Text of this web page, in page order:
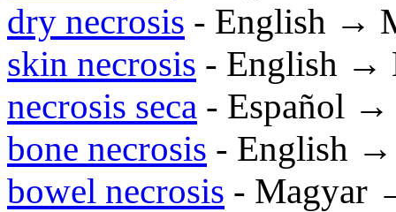
dry necrosis - English →
skin necrosis - English →
necrosis seca - Español →
bone necrosis - English
bowel necrosis -